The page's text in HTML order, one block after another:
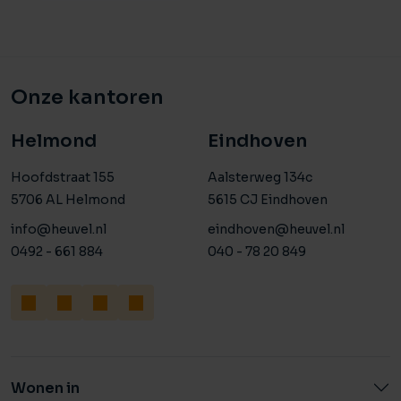
KOOPGEGEVENS:
€ 695.000,= kosten koper.
Aanvaarding:
In overleg.
Overdrachtsbelasting:
Ja, van toepassing
Bedrijfsruimte: 10,4%.
Opleveringsniveau:
Onze kantoren
Helmond
Hoofdstraat 155
5706 AL Helmond
info@heuvel.nl
0492 - 661 884
Eindhoven
Aalsterweg 134c
5615 CJ Eindhoven
eindhoven@heuvel.nl
040 - 78 20 849
Wonen in